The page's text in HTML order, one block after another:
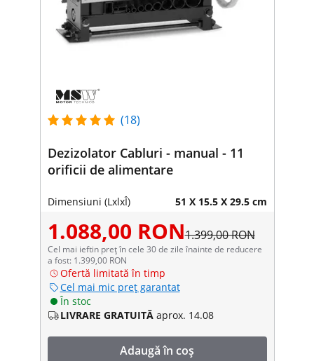
(18)
Dezizolator Cabluri - manual - 11
orificii de alimentare
Dimensiuni (LxlxÎ) 51 X 15.5 X 29.5 cm
1.088,00 RON1.399,00 RON
Cel mai ieftin preț în cele 30 de zile înainte de reducere
a fost: 1.399,00 RON
Ofertă limitată în timp
Cel mai mic preț garantat
În stoc
LIVRARE GRATUITĂ aprox. 14.08
Adaugă în coș